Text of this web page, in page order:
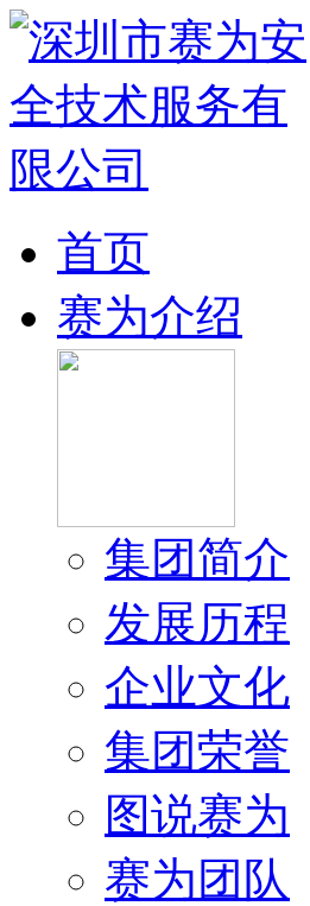
首页
赛为介绍
集团简介
发展历程
企业文化
集团荣誉
图说赛为
赛为团队